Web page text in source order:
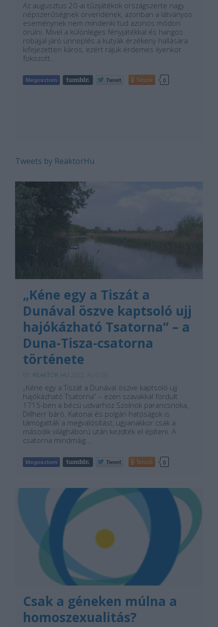
Az augusztus 20-ai tűzijátékok országszerte nagy
népszerűségnek örvendenek, azonban a látványos
eseménynek nem mindenki tud azonos módon
örülni. Mivel a különleges fényjátékkal és hangos
robajjal járó ünneplés a kutyák érzékeny hallására
kifejezetten káros, ezért rájuk érdemes ilyenkor
fokozott…
Tetszik 0
Tweets by ReaktorHu
„Kéne egy a Tiszát a
Dunával öszve kaptsoló ujj
hajókázható Tsatorna” – a
Duna-Tisza-csatorna
története
REAKTOR.HU
„Kéne egy a Tiszát a Dunával öszve kaptsoló ujj
hajókázható Tsatorna” – ezen szavakkal fordult
1715-ben a bécsi udvarhoz Szolnok parancsnoka,
Dillherr báró. Katonai és polgári hatóságok is
támogatták a megvalósítást, ugyanakkor csak a
második világháború után kezdték el építeni. A
csatorna mindmáig…
Tetszik 0
Csak a géneken múlna a
homoszexualitás?